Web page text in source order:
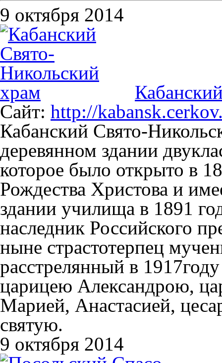
9 октября 2014
Сайт: http://
Кабанский Свято-
деревянном здании
которое было открыто в
Рождества Христова и
здании училища в 1891
наследник Российского
ныне страстотерпец
расстрелянный в
царицею Александрою,
Марией, Анастасией,
святую.
9 октября 2014